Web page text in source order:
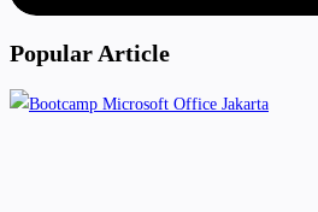
Popular Article